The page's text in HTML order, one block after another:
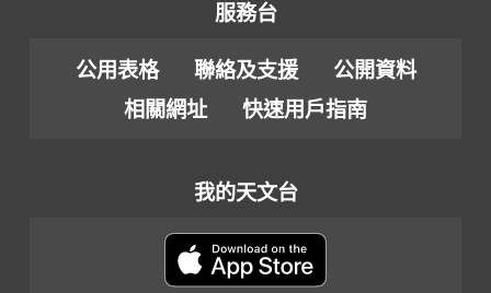
服務台
公用表格 聯絡及支援
公開資料
相關網址
快速用戶指南
我的天文台